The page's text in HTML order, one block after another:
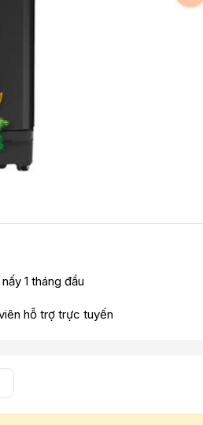
1 tháng đầu
hỗ trợ trực tuyến